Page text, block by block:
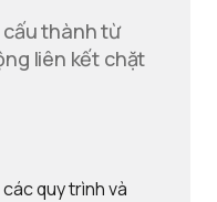
cấu thành từ
liên kết chặt
quy trình và